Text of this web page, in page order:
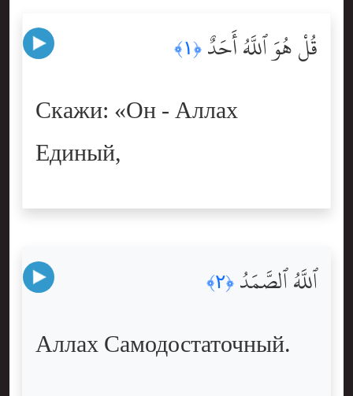
قُلْ هُوَ ٱللَّهُ أَحَدٌ ﴿١﴾
Скажи: «Он - Аллах
Единый,
ٱللَّهُ ٱلصَّمَدُ ﴿٢﴾
Аллах Самодостаточный.